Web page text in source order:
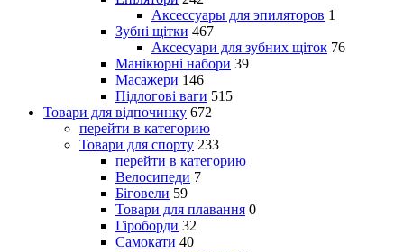
Аксессуары для эпиляторов 1
Зубні щітки 467
Аксесуари для зубних щіток 76
Манікюрні набори 39
Масажери 146
Підлогові ваги 515
Товари для відпочинку 672
перейти в категорию
Товари для спорту 233
перейти в категорию
Велосипеди 7
Біговели 59
Товари для плавання 0
Гіроборди 32
Самокати 40